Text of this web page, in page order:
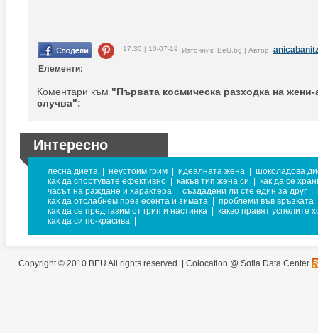
17:30 | 10-07-19 Източник: BeU.bg | Автор:
Елементи:
Коментари към "Първата космическа разходка на жени-
случва":
Интересно
лесна диета неустоим грим идеалната жена
шоколадова
как да спортувате ефективно
какъв тип жена си
как да се
часът на раждане и характера
създадени ли сте един за друг
как да отслабнем през есента и зимата
проблеми във връзката
как да се предпазим от грип и настинка
какво правят успелите
как да си по-красива
Copyright © 2010 BEU All rights reserved. | Colocation @ Sofia Data Center